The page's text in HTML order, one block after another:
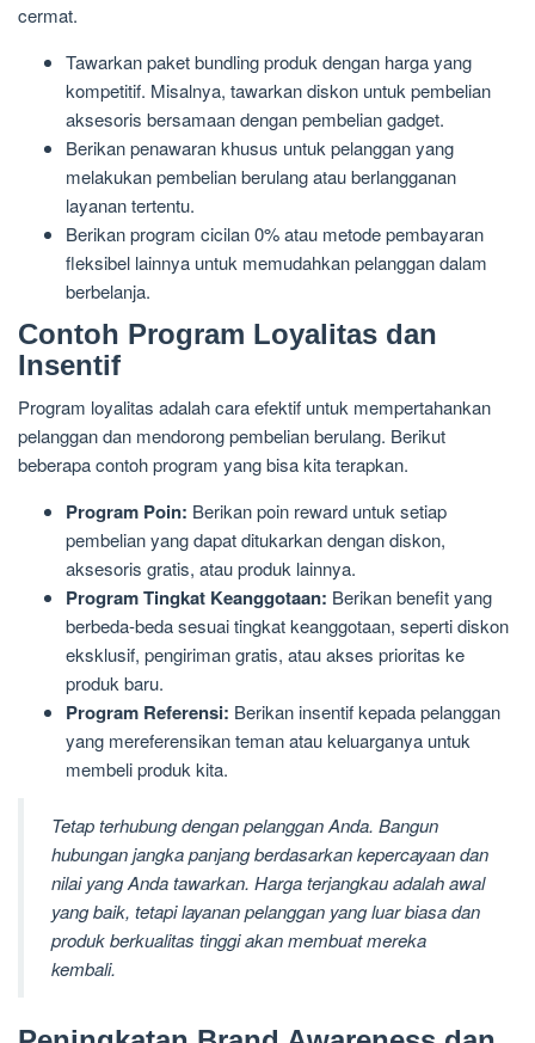
cermat.
Tawarkan paket bundling produk dengan harga yang
kompetitif. Misalnya, tawarkan diskon untuk pembelian
aksesoris bersamaan dengan pembelian gadget.
Berikan penawaran khusus untuk pelanggan yang
melakukan pembelian berulang atau berlangganan
layanan tertentu.
Berikan program cicilan 0% atau metode pembayaran
fleksibel lainnya untuk memudahkan pelanggan dalam
berbelanja.
Contoh Program Loyalitas dan
Insentif
Program loyalitas adalah cara efektif untuk mempertahankan
pelanggan dan mendorong pembelian berulang. Berikut
beberapa contoh program yang bisa kita terapkan.
Program Poin: Berikan poin reward untuk setiap
pembelian yang dapat ditukarkan dengan diskon,
aksesoris gratis, atau produk lainnya.
Program Tingkat Keanggotaan: Berikan benefit yang
berbeda-beda sesuai tingkat keanggotaan, seperti diskon
eksklusif, pengiriman gratis, atau akses prioritas ke
produk baru.
Program Referensi: Berikan insentif kepada pelanggan
yang mereferensikan teman atau keluarganya untuk
membeli produk kita.
Tetap terhubung dengan pelanggan Anda. Bangun
hubungan jangka panjang berdasarkan kepercayaan dan
nilai yang Anda tawarkan. Harga terjangkau adalah awal
yang baik, tetapi layanan pelanggan yang luar biasa dan
produk berkualitas tinggi akan membuat mereka
kembali.